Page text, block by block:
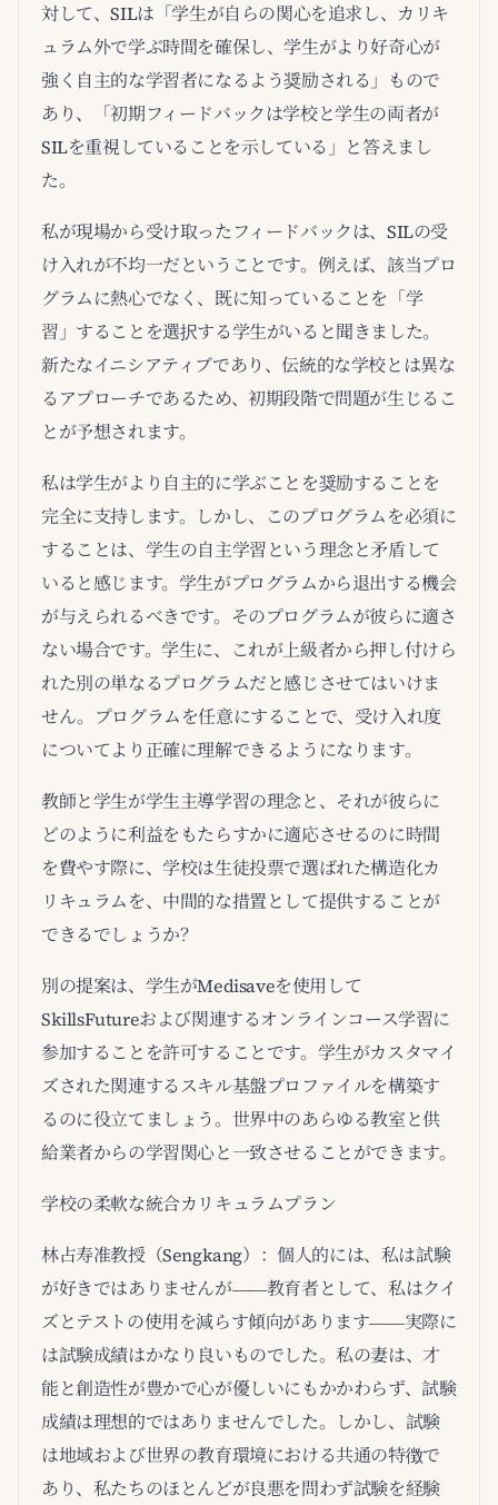
対して、SILは「学生が自らの関心を追求し、カリキ
ュラム外で学ぶ時間を確保し、学生がより好奇心が
強く自主的な学習者になるよう奨励される」もので
あり、「初期フィードバックは学校と学生の両者が
SILを重視していることを示している」と答えまし
た。
私が現場から受け取ったフィードバックは、SILの受
け入れが不均一だということです。例えば、該当プロ
グラムに熱心でなく、既に知っていることを「学
習」することを選択する学生がいると聞きました。
新たなイニシアティブであり、伝統的な学校とは異な
るアプローチであるため、初期段階で問題が生じるこ
とが予想されます。
私は学生がより自主的に学ぶことを奨励することを
完全に支持します。しかし、このプログラムを必須に
することは、学生の自主学習という理念と矛盾して
いると感じます。学生がプログラムから退出する機会
が与えられるべきです。そのプログラムが彼らに適さ
ない場合です。学生に、これが上級者から押し付けら
れた別の単なるプログラムだと感じさせてはいけま
せん。プログラムを任意にすることで、受け入れ度
についてより正確に理解できるようになります。
教師と学生が学生主導学習の理念と、それが彼らに
どのように利益をもたらすかに適応させるのに時間
を費やす際に、学校は生徒投票で選ばれた構造化カ
リキュラムを、中間的な措置として提供することが
できるでしょうか？
別の提案は、学生がMedisaveを使用して
SkillsFutureおよび関連するオンラインコース学習に
参加することを許可することです。学生がカスタマイ
ズされた関連するスキル基盤プロファイルを構築す
るのに役立てましょう。世界中のあらゆる教室と供
給業者からの学習関心と一致させることができます。
学校の柔軟な統合カリキュラムプラン
林占寿准教授（Sengkang）：個人的には、私は試験
が好きではありませんが――教育者として、私はクイ
ズとテストの使用を減らす傾向があります――実際に
は試験成績はかなり良いものでした。私の妻は、才
能と創造性が豊かで心が優しいにもかかわらず、試験
成績は理想的ではありませんでした。しかし、試験
は地域および世界の教育環境における共通の特徴で
あり、私たちのほとんどが良悪を問わず試験を経験